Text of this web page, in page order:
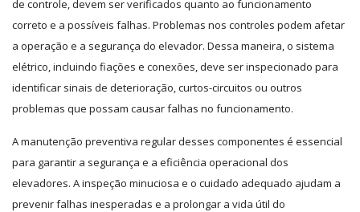
de controle, devem ser verificados quanto ao funcionamento
correto e a possíveis falhas. Problemas nos controles podem afetar
a operação e a segurança do elevador. Dessa maneira, o sistema
elétrico, incluindo fiações e conexões, deve ser inspecionado para
identificar sinais de deterioração, curtos-circuitos ou outros
problemas que possam causar falhas no funcionamento.
A manutenção preventiva regular desses componentes é essencial
para garantir a segurança e a eficiência operacional dos
elevadores. A inspeção minuciosa e o cuidado adequado ajudam a
prevenir falhas inesperadas e a prolongar a vida útil do